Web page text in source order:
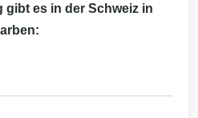
gibt es in der Schweiz in